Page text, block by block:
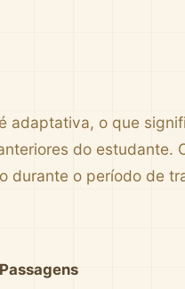
adaptativa, o que
do estudante.
durante o período de